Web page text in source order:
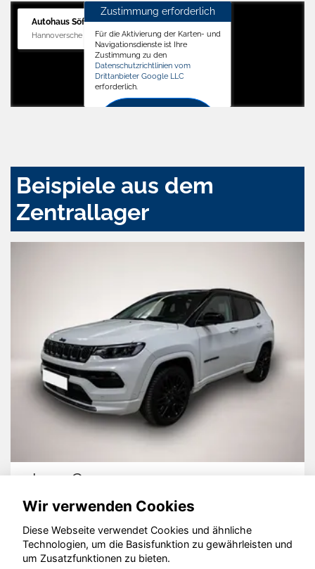
Autohaus Söffker GmbH
Hannoversche Str. 34, 31688 Nienstädt
Zustimmung erforderlich
Für die Aktivierung der Karten- und
Navigationsdienste ist Ihre
Zustimmung zu den
Datenschutzrichtlinien vom
Drittanbieter Google LLC
erforderlich.
Beispiele aus dem
Zentrallager
Jeep Compass
© konjunkturmotor.de GmbH 2020 - 2026
Wir verwenden Cookies
Diese Webseite verwendet Cookies und ähnliche
Technologien, um die Basisfunktion zu gewährleisten und
um Zusatzfunktionen zu bieten.